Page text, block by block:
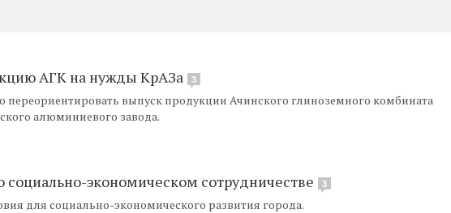
АГК на нужды КрАЗа 3
переориентировать выпуск продукции Ачинского глиноземного комбината
алюминиевого завода.
экономическом сотрудничестве 3
для социально-экономического развития города.